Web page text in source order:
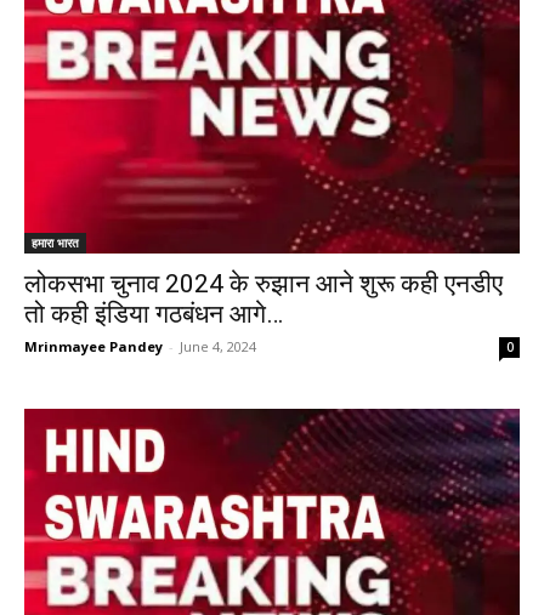
हमारा भारत
लोकसभा चुनाव 2024 के रुझान आने शुरू कही एनडीए
तो कही इंडिया गठबंधन आगे…
Mrinmayee Pandey - June 4, 2024 0